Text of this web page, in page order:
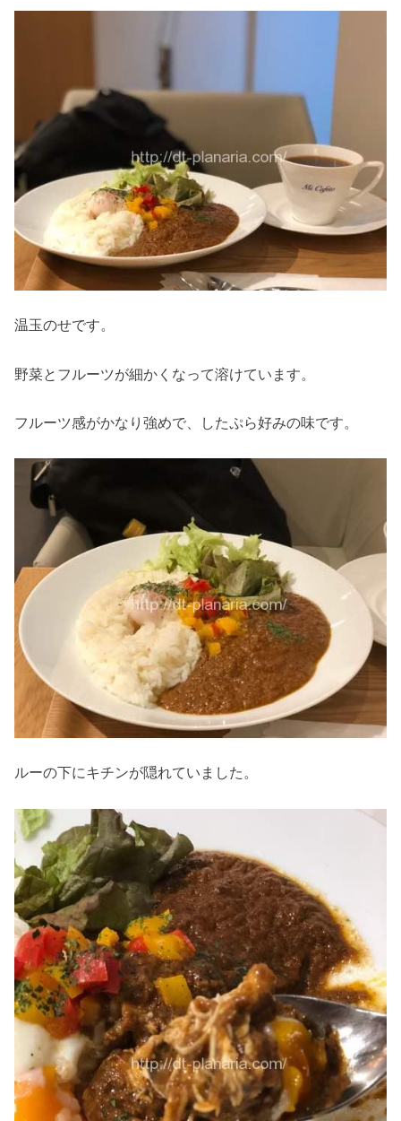
温玉のせです。
野菜とフルーツが細かくなって溶けています。
フルーツ感がかなり強めで、したぷら好みの味です。
ルーの下にキチンが隠れていました。